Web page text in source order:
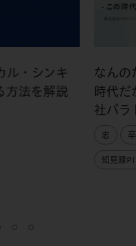
ル・シンキ
方法を解説
なんの
時代だ
社パラ
志
知見録